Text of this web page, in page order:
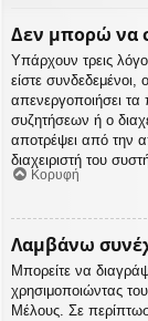
Δεν μπορώ να
Υπάρχουν τρεις
είστε συνδεδεμένοι,
απενεργοποιήσει
συζητήσεων ή ο
αποτρέψει από την
διαχειριστή του
Κορυφή
Λαμβάνω
Μπορείτε να
χρησιμοποιώντας
Μέλους. Σε